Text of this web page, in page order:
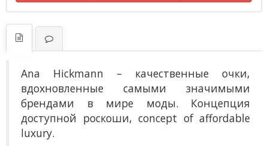
Ana Hickmann – качественные очки,
вдохновленные самыми значимыми
брендами в мире моды. Концепция
доступной роскоши, concept of affordable
luxury.